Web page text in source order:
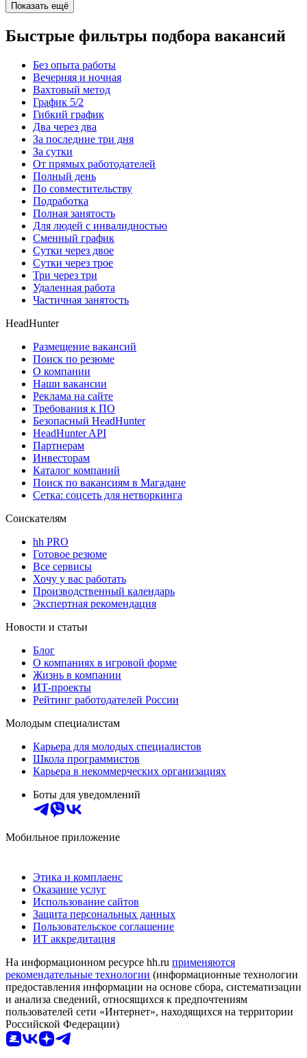
Показать ещё
Быстрые фильтры подбора вакансий
Без опыта работы
Вечерняя и ночная
Вахтовый метод
График 5/2
Гибкий график
Два через два
За последние три дня
За сутки
От прямых работодателей
Полный день
По совместительству
Подработка
Полная занятость
Для людей с инвалидностью
Сменный график
Сутки через двое
Сутки через трое
Три через три
Удаленная работа
Частичная занятость
HeadHunter
Размещение вакансий
Поиск по резюме
О компании
Наши вакансии
Реклама на сайте
Требования к ПО
Безопасный HeadHunter
HeadHunter API
Партнерам
Инвесторам
Каталог компаний
Поиск по вакансиям в Магадане
Сетка: соцсеть для нетворкинга
Соискателям
hh PRO
Готовое резюме
Все сервисы
Хочу у вас работать
Производственный календарь
Экспертная рекомендация
Новости и статьи
Блог
О компаниях в игровой форме
Жизнь в компании
ИТ-проекты
Рейтинг работодателей России
Молодым специалистам
Карьера для молодых специалистов
Школа программистов
Карьера в некоммерческих организациях
Боты для уведомлений
Мобильное приложение
Этика и комплаенс
Оказание услуг
Использование сайтов
Защита персональных данных
Пользовательское соглашение
ИТ аккредитация
На информационном ресурсе hh.ru применяются
рекомендательные технологии (информационные технологии
предоставления информации на основе сбора, систематизации
и анализа сведений, относящихся к предпочтениям
пользователей сети «Интернет», находящихся на территории
Российской Федерации)